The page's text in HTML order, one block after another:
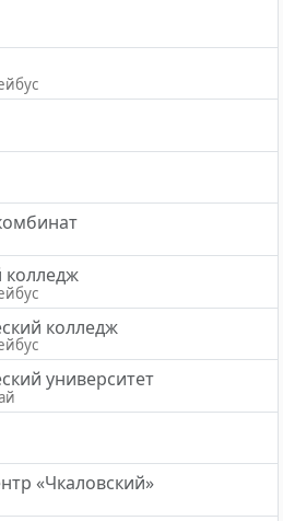
колледж
колледж
университет
«Чкаловский»